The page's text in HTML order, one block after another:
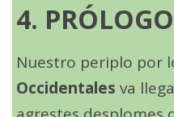
4. PRÓLOGO
Nuestro periplo por
Occidentales va